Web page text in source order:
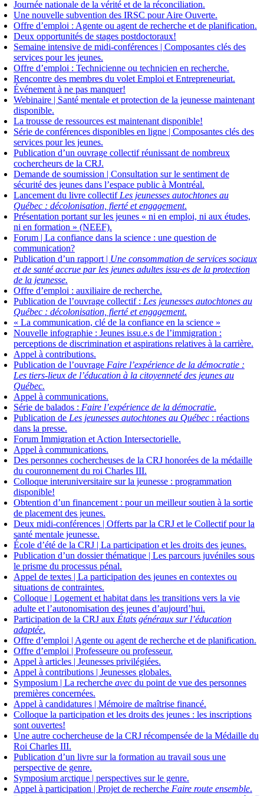
Journée nationale de la vérité et de la réconciliation.
Une nouvelle subvention des IRSC pour Aire Ouverte.
Offre d’emploi : Agente ou agent de recherche et de planification.
Deux opportunités de stages postdoctoraux!
Semaine intensive de midi-conférences | Composantes clés des
services pour les jeunes.
Offre d’emploi : Technicienne ou technicien en recherche.
Rencontre des membres du volet Emploi et Entrepreneuriat.
Événement à ne pas manquer!
Webinaire | Santé mentale et protection de la jeunesse maintenant
disponible.
La trousse de ressources est maintenant disponible!
Série de conférences disponibles en ligne | Composantes clés des
services pour les jeunes.
Publication d’un ouvrage collectif réunissant de nombreux
cochercheurs de la CRJ.
Demande de soumission | Consultation sur le sentiment de
sécurité des jeunes dans l’espace public à Montréal.
Lancement du livre collectif Les jeunesses autochtones au
Québec : décolonisation, fierté et engagement.
Présentation portant sur les jeunes « ni en emploi, ni aux études,
ni en formation » (NEEF).
Forum | La confiance dans la science : une question de
communication?
Publication d’un rapport | Une consommation de services sociaux
et de santé accrue par les jeunes adultes issu·es de la protection
de la jeunesse.
Offre d’emploi : auxiliaire de recherche.
Publication de l’ouvrage collectif : Les jeunesses autochtones au
Québec : décolonisation, fierté et engagement.
« La communication, clé de la confiance en la science »
Nouvelle infographie : Jeunes issu.e.s de l’immigration :
perceptions de discrimination et aspirations relatives à la carrière.
Appel à contributions.
Publication de l’ouvrage Faire l’expérience de la démocratie :
Les tiers-lieux de l’éducation à la citoyenneté des jeunes au
Québec.
Appel à communications.
Série de balados : Faire l’expérience de la démocratie.
Publication de Les jeunesses autochtones au Québec : réactions
dans la presse.
Forum Immigration et Action Intersectorielle.
Appel à communications.
Des personnes cochercheuses de la CRJ honorées de la médaille
du couronnement du roi Charles III.
Colloque interuniversitaire sur la jeunesse : programmation
disponible!
Obtention d’un financement : pour un meilleur soutien à la sortie
de placement des jeunes.
Deux midi-conférences | Offerts par la CRJ et le Collectif pour la
santé mentale jeunesse.
École d’été de la CRJ | La participation et les droits des jeunes.
Publication d’un dossier thématique | Les parcours juvéniles sous
le prisme du processus pénal.
Appel de textes | La participation des jeunes en contextes ou
situations de contraintes.
Colloque | Logement et habitat dans les transitions vers la vie
adulte et l’autonomisation des jeunes d’aujourd’hui.
Participation de la CRJ aux États généraux sur l’éducation
adaptée.
Offre d’emploi | Agente ou agent de recherche et de planification.
Offre d’emploi | Professeure ou professeur.
Appel à articles | Jeunesses privilégiées.
Appel à contributions | Jeunesses globales.
Symposium | La recherche avec du point de vue des personnes
premières concernées.
Appel à candidatures | Mémoire de maîtrise financé.
Colloque la participation et les droits des jeunes : les inscriptions
sont ouvertes!
Une autre cochercheuse de la CRJ récompensée de la Médaille du
Roi Charles III.
Publication d’un livre sur la formation au travail sous une
perspective de genre.
Symposium arctique | perspectives sur le genre.
Appel à participation | Projet de recherche Faire route ensemble.